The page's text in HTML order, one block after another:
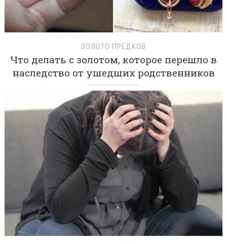
ЗОЛОТО ПРЕДКОВ
Что делать с золотом, которое перешло в
наследство от ушедших родственников